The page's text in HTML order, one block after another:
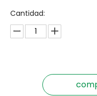
Cantidad: